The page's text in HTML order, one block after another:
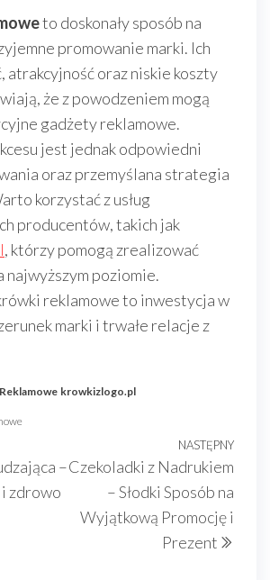
to doskonały sposób na
promowanie marki. Ich
atrakcyjność oraz niskie koszty
że z powodzeniem mogą
gadżety reklamowe.
jest jednak odpowiedni
oraz przemyślana strategia
korzystać z usług
producentów, takich jak
, którzy pomogą zrealizować
najwyższym poziomie.
reklamowe to inwestycja w
marki i trwałe relacje z
krowkizlogo.pl
–
zdrowo
NASTĘPNY
Czekoladki z Nadrukiem
– Słodki Sposób na
Wyjątkową Promocję i
Prezent